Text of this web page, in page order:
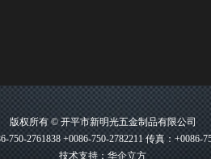
版权所有 © 开平市新明光五金制品有限公司
750-2761838 +0086-750-2782211 传真：+0086-
技术支持：华企立方